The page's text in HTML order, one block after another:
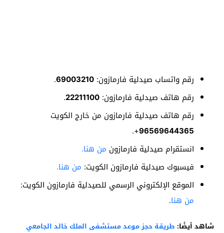
رقم واتساب صيدلية فارمازون: 69003210
.
رقم هاتف صيدلية فارمازون: 22211100
.
رقم هاتف صيدلية فارمازون من خارج الكويت
96569644365
+.
انستقرام صيدلية فارمازون من هنا.
فيسبوك صيدلية فارمازون الكويت: من هنا.
الموقع الإلكتروني الرسمي للصيدلية فارمازون الكويت:
من هنا.
شاهد أيضًا: طريقة حجز موعد مستشفى الملك خالد الجامعي